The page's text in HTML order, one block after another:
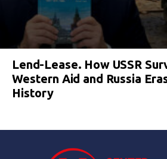
Lend-Lease. How USSR
Western Aid and Russia
History